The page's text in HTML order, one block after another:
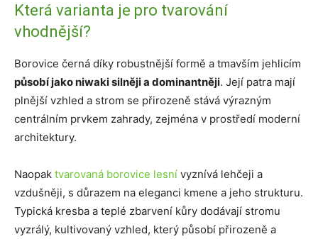
Která varianta je pro tvarování
vhodnější?
Borovice černá díky robustnější formě a tmavším jehlicím
působí jako niwaki silněji a dominantněji. Její patra mají
plnější vzhled a strom se přirozeně stává výrazným
centrálním prvkem zahrady, zejména v prostředí moderní
architektury.
Naopak tvarovaná borovice lesní vyznívá lehčeji a
vzdušněji, s důrazem na eleganci kmene a jeho strukturu.
Typická kresba a teplé zbarvení kůry dodávají stromu
vyzrálý, kultivovaný vzhled, který působí přirozeně a